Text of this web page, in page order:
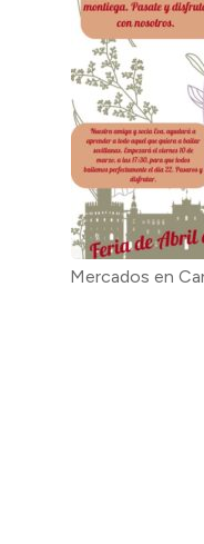
Mercados en